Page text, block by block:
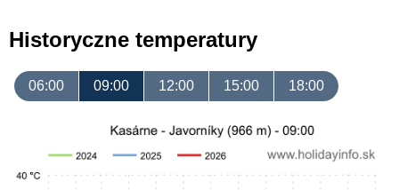
Historyczne temperatury
06:00 09:00 12:00 15:00 18:00